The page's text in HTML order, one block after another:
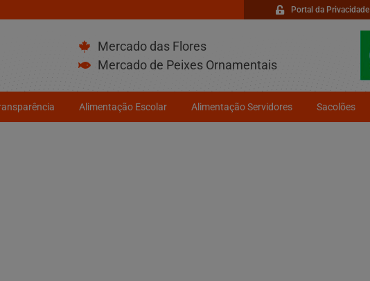
Portal da Privacidade
Mercado das Flores
Mercado de Peixes Ornamentais
Alimentação Escolar Alimentação Servidores Sacolões